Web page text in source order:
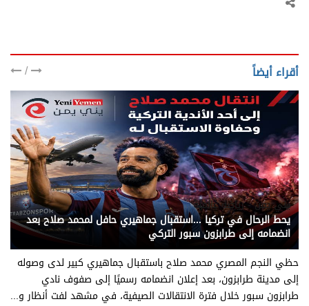
أقراء أيضاً /
يني يمن - رياضة عالمية
يحط الرحال في تركيا ...استقبال جماهيري حافل لمحمد صلاح بعد
انضمامه إلى طرابزون سبور التركي
حظي النجم المصري محمد صلاح باستقبال جماهيري كبير لدى وصوله
إلى مدينة طرابزون، بعد إعلان انضمامه رسميًا إلى صفوف نادي
طرابزون سبور خلال فترة الانتقالات الصيفية، في مشهد لفت أنظار و...